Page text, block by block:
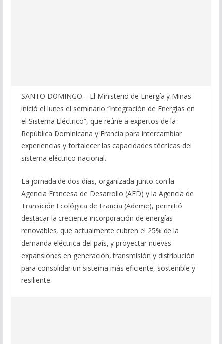
SANTO DOMINGO.– El Ministerio de Energía y Minas
inició el lunes el seminario “Integración de Energías en
el Sistema Eléctrico”, que reúne a expertos de la
República Dominicana y Francia para intercambiar
experiencias y fortalecer las capacidades técnicas del
sistema eléctrico nacional.
La jornada de dos días, organizada junto con la
Agencia Francesa de Desarrollo (AFD) y la Agencia de
Transición Ecológica de Francia (Ademe), permitió
destacar la creciente incorporación de energías
renovables, que actualmente cubren el 25% de la
demanda eléctrica del país, y proyectar nuevas
expansiones en generación, transmisión y distribución
para consolidar un sistema más eficiente, sostenible y
resiliente.